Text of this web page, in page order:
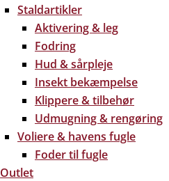
Staldartikler
Aktivering & leg
Fodring
Hud & sårpleje
Insekt bekæmpelse
Klippere & tilbehør
Udmugning & rengøring
Voliere & havens fugle
Foder til fugle
Outlet